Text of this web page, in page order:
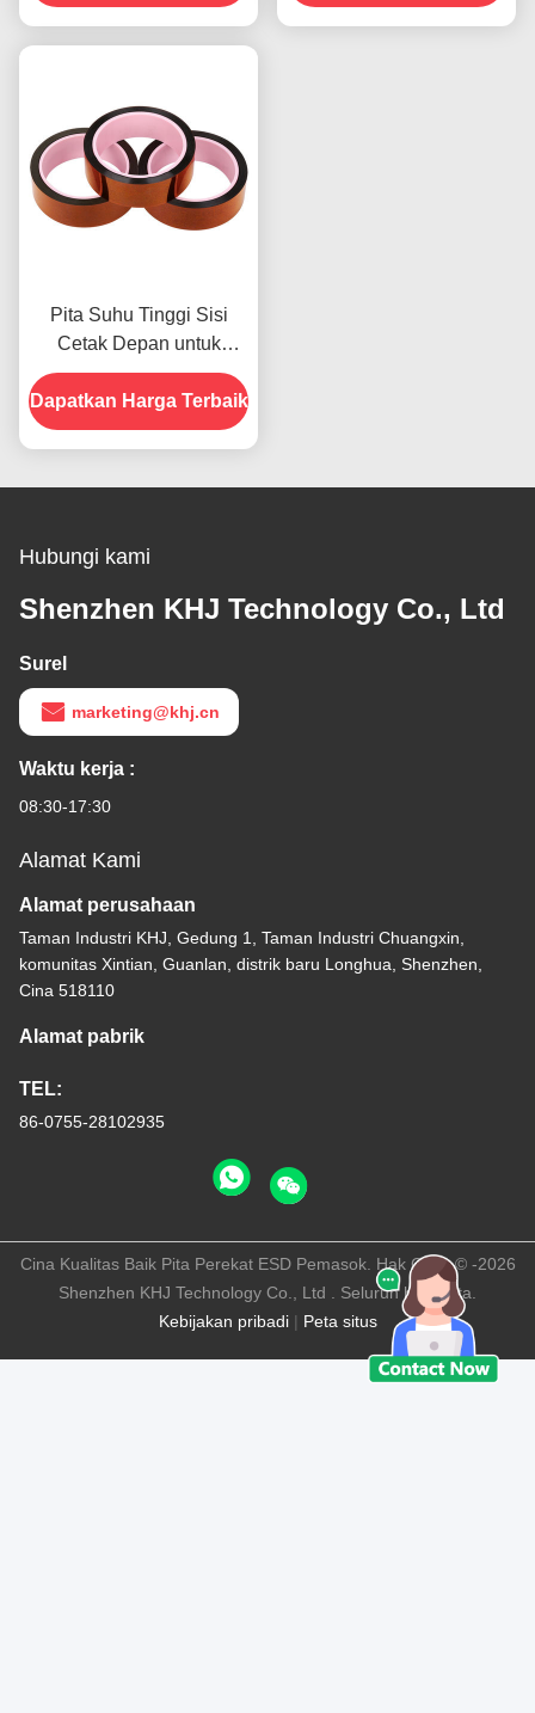
dan Kekuatan Kupas
Pita Suhu Tinggi Sisi
Cetak Depan untuk
Produk Dalam Stok
Dapatkan Harga Terbaik
Hubungi kami
Shenzhen KHJ Technology Co., Ltd
Surel
marketing@khj.cn
Waktu kerja :
08:30-17:30
Alamat Kami
Alamat perusahaan
Taman Industri KHJ, Gedung 1, Taman Industri Chuangxin,
komunitas Xintian, Guanlan, distrik baru Longhua, Shenzhen,
Cina 518110
Alamat pabrik
TEL:
86-0755-28102935
Kebijakan pribadi| Peta situs
Cina Kualitas Baik Pita Perekat ESD Pemasok. Hak Cipta © -2026
Shenzhen KHJ Technology Co., Ltd . Seluruh hak cipta.